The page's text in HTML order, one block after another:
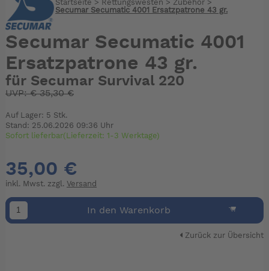
Startseite > Rettungswesten > Zubehör >
Secumar Secumatic 4001 Ersatzpatrone 43 gr.
Secumar Secumatic 4001
Ersatzpatrone 43 gr.
für Secumar Survival 220
UVP:€35,30 €
Auf Lager: 5 Stk.
Stand: 25.06.2026 09:36 Uhr
Sofort lieferbar(Lieferzeit: 1-3 Werktage)
35,00 €
inkl. Mwst. zzgl. Versand
In den Warenkorb
Zurück zur Übersicht